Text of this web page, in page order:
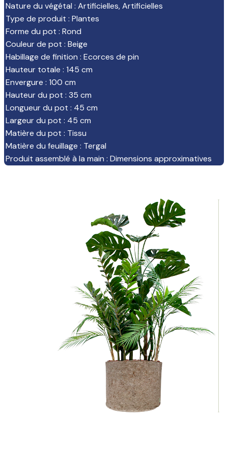
Nature du végétal : Artificielles,Artificielles
Type de produit : Plantes
Forme du pot : Rond
Couleur de pot : Beige
Habillage de finition : Ecorces de pin
Hauteur totale : 145 cm
Envergure : 100 cm
Hauteur du pot : 35 cm
Longueur du pot : 45 cm
Largeur du pot : 45 cm
Matière du pot : Tissu
Matière du feuillage : Tergal
Produit assemblé à la main : Dimensions approximatives